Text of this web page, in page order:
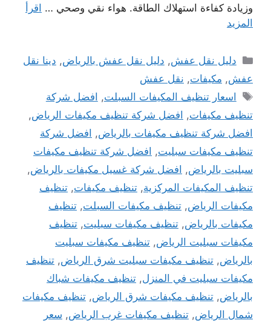
وزيادة كفاءة استهلاك الطاقة. هواء نقي وصحي … اقرأ
المزيد
التصنيفات
دليل نقل عفش, دليل نقل عفش بالرياض, دينا نقل
عفش, مكيفات, نقل عفش
الوسوم
اسعار تنظيف المكيفات السبلت, افضل شركة
تنظيف مكيفات, افضل شركة تنظيف مكيفات الرياض,
افضل شركة تنظيف مكيفات بالرياض, افضل شركة
تنظيف مكيفات سبليت, افضل شركة تنظيف مكيفات
سبليت بالرياض, افضل شركة غسيل مكيفات بالرياض,
تنظيف المكيفات المركزية, تنظيف مكيفات, تنظيف
مكيفات الرياض, تنظيف مكيفات السبلت, تنظيف
مكيفات بالرياض, تنظيف مكيفات سبليت, تنظيف
مكيفات سبليت الرياض, تنظيف مكيفات سبليت
بالرياض, تنظيف مكيفات سبليت شرق الرياض, تنظيف
مكيفات سبليت في المنزل, تنظيف مكيفات شباك
بالرياض, تنظيف مكيفات شرق الرياض, تنظيف مكيفات
شمال الرياض, تنظيف مكيفات غرب الرياض, سعر